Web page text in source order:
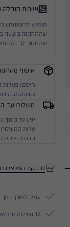
שירות
מומלץ להשתמש
שההתקנה בוצעה
שתחסוך לך זמן
איסוף
חיסכון
כשההזמנה
משלוח עד
עלות המשלוח
הרכבה -
לבדיקת המלאי
עמיד לאורך זמן
12 תשלומים ללא ריבית